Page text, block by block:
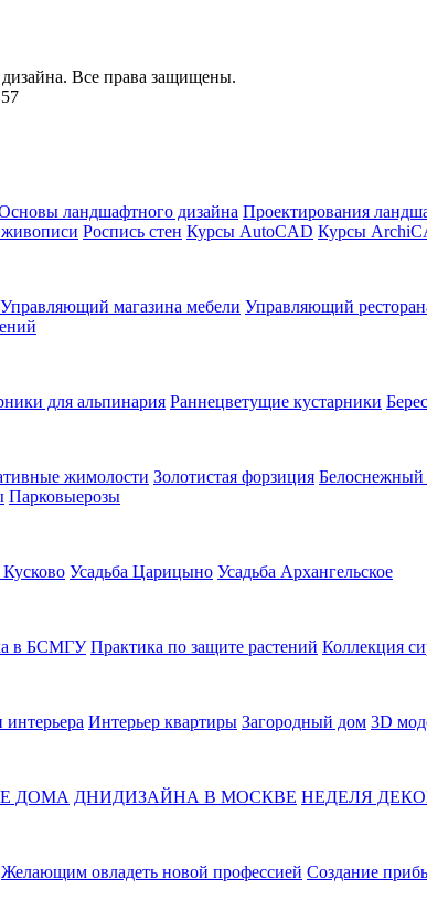
Все права защищены.
ландшафтного дизайна Проектирования
Роспись стен Курсы AutoCAD Курсы
Управляющий магазина мебели Управляющий
для альпинария Раннецветущие кустарники
жимолости Золотистая форзиция
Парковыерозы
Кусково Усадьба Царицыно Усадьба Архангельское
в БСМГУ Практика по защите растений Коллекция
интерьера Интерьер квартиры Загородный дом 3D
ДОМА ДНИДИЗАЙНА В МОСКВЕ НЕДЕЛЯ
Желающим овладеть новой профессией Создание